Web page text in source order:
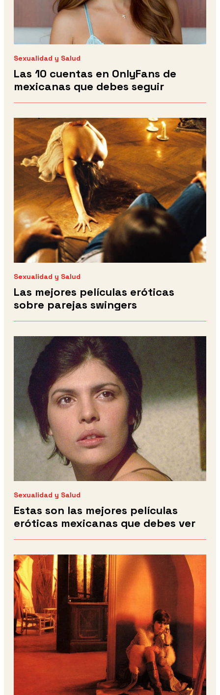
Sexualidad y Salud
Las 10 cuentas en OnlyFans de
mexicanas que debes seguir
Sexualidad y Salud
Las mejores películas eróticas
sobre parejas swingers
Sexualidad y Salud
Estas son las mejores películas
eróticas mexicanas que debes ver